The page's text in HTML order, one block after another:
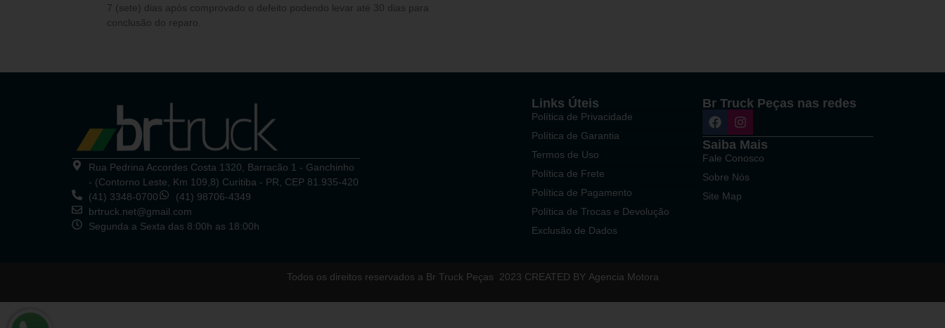
7 (sete) dias após comprovado o defeito podendo levar até 30 dias para
conclusão do reparo.
Rua Pedrina Accordes Costa 1320, Barracão 1 - Ganchinho
- (Contorno Leste, Km 109,8) Curitiba - PR, CEP 81.935-420
(41) 3348-0700
(41) 98706-4349
brtruck.net@gmail.com
Segunda a Sexta das 8:00h as 18:00h
Links Úteis
Política de Privacidade
Política de Garantia
Termos de Uso
Política de Frete
Política de Pagamento
Política de Trocas e Devolução
Exclusão de Dados
Br Truck Peças nas redes
Saiba Mais
Fale Conosco
Sobre Nós
Site Map
Todos os direitos reservados a Br Truck Peças 2023 CREATED BY Agencia Motora